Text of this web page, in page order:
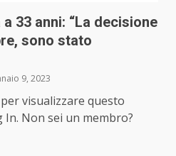
33 anni: “La decisione
sono stato
9, 2023
visualizzare questo
Non sei un membro?